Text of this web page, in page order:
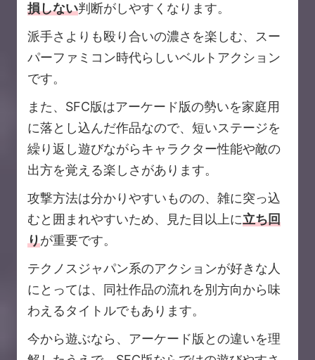
損しない判断がしやすくなります。
派手さよりも殴り合いの濃さを楽しむ、スー
パーファミコン時代らしいベルトアクション
です。
また、SFC版はアーケード版の勢いを家庭用
に落とし込んだ作品なので、短いステージを
繰り返し遊びながらキャラクター性能や敵の
出方を覚える楽しさがあります。
攻撃方法は分かりやすいものの、雑に突っ込
むと囲まれやすいため、見た目以上に立ち回
りが重要です。
テクノスジャパン系のアクションが好きな人
にとっては、同社作品の流れを別方向から味
わえるタイトルでもあります。
今から遊ぶなら、アーケード版との違いを理